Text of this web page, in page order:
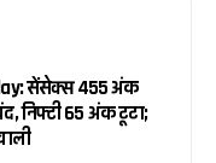
सेंसेक्स 455 अंक
निफ्टी 65 अंक टूटा;